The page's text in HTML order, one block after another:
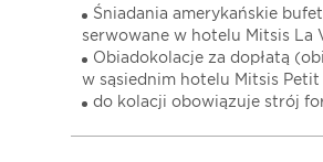
Śniadania amerykańskie
serwowane w hotelu Mitsis La
Obiadokolacje za dopłatą
w sąsiednim hotelu Mitsis Petit
do kolacji obowiązuje strój